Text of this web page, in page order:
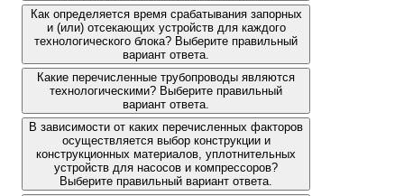
Как определяется время срабатывания запорных
и (или) отсекающих устройств для каждого
технологического блока? Выберите правильный
вариант ответа.
Какие перечисленные трубопроводы являются
технологическими? Выберите правильный
вариант ответа.
В зависимости от каких перечисленных факторов
осуществляется выбор конструкции и
конструкционных материалов, уплотнительных
устройств для насосов и компрессоров?
Выберите правильный вариант ответа.